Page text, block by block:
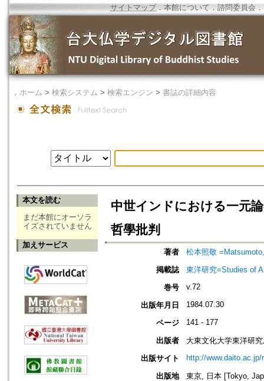
サイトマップ．本館について ． 諮問委員会 ．
． ホーム > 検索システム > 検索エンジン > 書誌の詳細内容
本文を読む
まだ本館にオーソラ
イズされていません
加えサービス
中世インドにおける一元
哲學批判
著者
松本照敬
掲載誌
東洋研究=Studies of
巻号
v.72
出版年月日 1984.07.30
ページ 141 - 177
出版者
大東文化大学東洋研
出版サイト
http://
出版地
東京, 日本 [Tokyo,